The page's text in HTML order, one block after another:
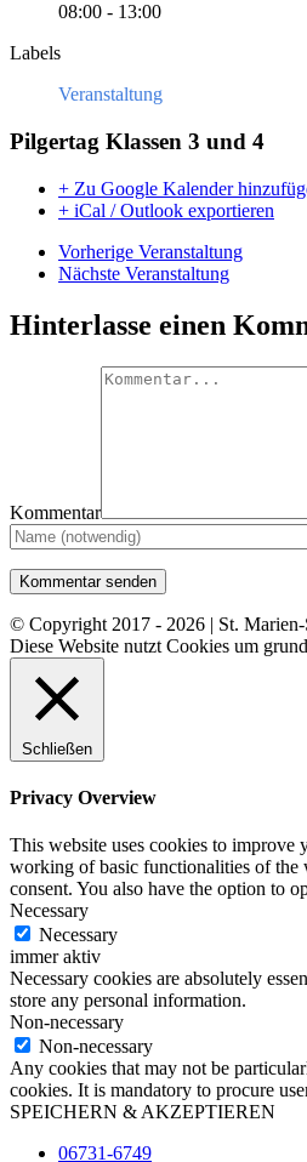
08:00 - 13:00
Labels
Veranstaltung
Pilgertag Klassen 3 und 4
+ Zu Google Kalender
+ iCal / Outlook exportieren
Vorherige Veranstaltung
Nächste Veranstaltung
Hinterlasse einen
Kommentar
© Copyright 2017 - 2026 | St.
Diese Website nutzt Cookies um
Schließen
Privacy Overview
This website uses cookies to improve
working of basic functionalities of the
consent. You also have the option to
Necessary
Necessary
immer aktiv
Necessary cookies are absolutely
store any personal information.
Non-necessary
Non-necessary
Any cookies that may not be
cookies. It is mandatory to procure
SPEICHERN & AKZEPTIEREN
06731-6749